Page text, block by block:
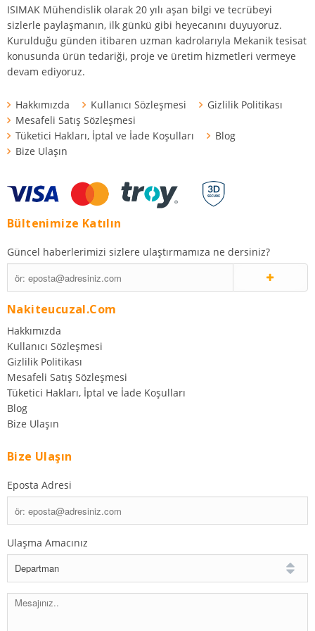
ISIMAK Mühendislik olarak 20 yılı aşan bilgi ve tecrübeyi
sizlerle paylaşmanın, ilk günkü gibi heyecanını duyuyoruz.
Kurulduğu günden itibaren uzman kadrolarıyla Mekanik tesisat
konusunda ürün tedariği, proje ve üretim hizmetleri vermeye
devam ediyoruz.
Hakkımızda Kullanıcı Sözleşmesi
Gizlilik Politikası
Mesafeli Satış Sözleşmesi
Tüketici Hakları, İptal ve İade Koşulları
Blog
Bize Ulaşın
Bültenimize Katılın
Güncel haberlerimizi sizlere ulaştırmamıza ne dersiniz?
Nakiteucuzal.com
Hakkımızda
Kullanıcı Sözleşmesi
Gizlilik Politikası
Mesafeli Satış Sözleşmesi
Tüketici Hakları, İptal ve İade Koşulları
Blog
Bize Ulaşın
Bize Ulaşın
Eposta Adresi
Ulaşma Amacınız